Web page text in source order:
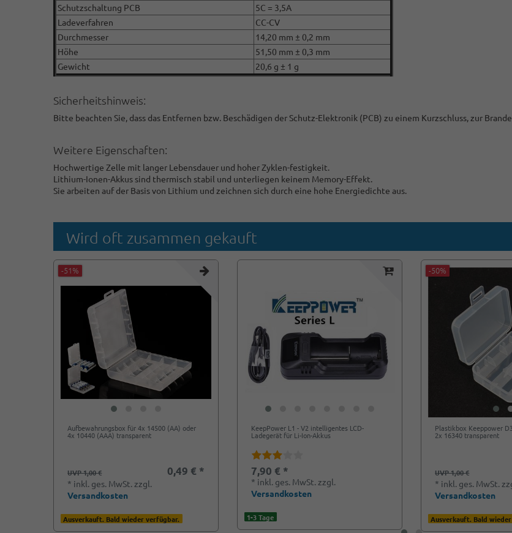
Schutzschaltung PCB
5C = 3,5A
Ladeverfahren
CC-CV
Durchmesser
14,20 mm ± 0,2 mm
Höhe
51,50 mm ± 0,3 mm
Gewicht
20,6 g ± 1 g
Sicherheitshinweis:
Bitte beachten Sie, dass das Entfernen bzw. Beschädigen der Schutz-Elektronik (PCB) zu einem Kurzschluss, zur
Weitere Eigenschaften:
Hochwertige Zelle mit langer Lebensdauer und hoher Zyklen-festigkeit.
Lithium-Ionen-Akkus sind thermisch stabil und unterliegen keinem Memory-Effekt.
Sie arbeiten auf der Basis von Lithium und zeichnen sich durch eine hohe Energiedichte aus.
Wird oft zusammen gekauft
-51%
Aufbewahrungsbox für 4x 14500 (AA) oder
4x 10440 (AAA) transparent
UVP 1,00 € 0,49 € *
* inkl. ges. MwSt. zzgl.
Versandkosten
Ausverkauft. Bald wieder verfügbar.
KeepPower L1 - V2 intelligentes LCD-
Ladegerät für Li-Ion-Akkus
7,90 € *
* inkl. ges. MwSt. zzgl.
Versandkosten
1-3 Tage
-50%
Plastikbox Keeppower
2x 16340 transparent
UVP 1,00 €
* inkl. ges. MwSt.
Versandkosten
Ausverkauft. Bald